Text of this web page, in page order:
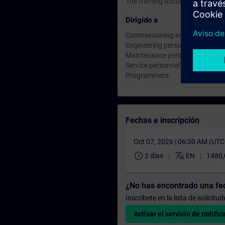
Dirigido a
Commissioning engineers
Engineering personnel
Maintenance personnel
Service personnel
Programmers
Fechas e inscripción
Oct 07, 2026 | 06:30 AM
schedule 2 días translate EN
¿No has encontrado una
Inscríbete en la lista de
Activar el servicio de